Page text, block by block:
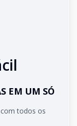
EM UM SÓ
todos os